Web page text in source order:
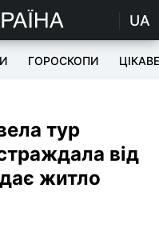
UA
ГОРОСКОПИ ЦІКАВЕ
тур
від
житло